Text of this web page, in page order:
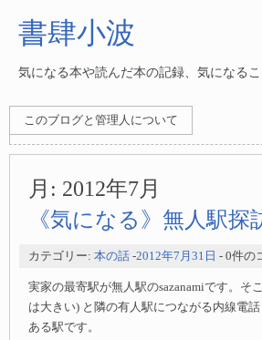
書肆小波
気になる本や読んだ本の記録、気になる
このブログと管理人について
月: 2012年7月
《気になる》無人駅探
カテゴリー: 本の話 -2012年7月31日 - 0件の
実家の最寄駅が無人駅のsazanamiです。そ
は大きい) と隣の有人駅につながる内線電
ある駅です。